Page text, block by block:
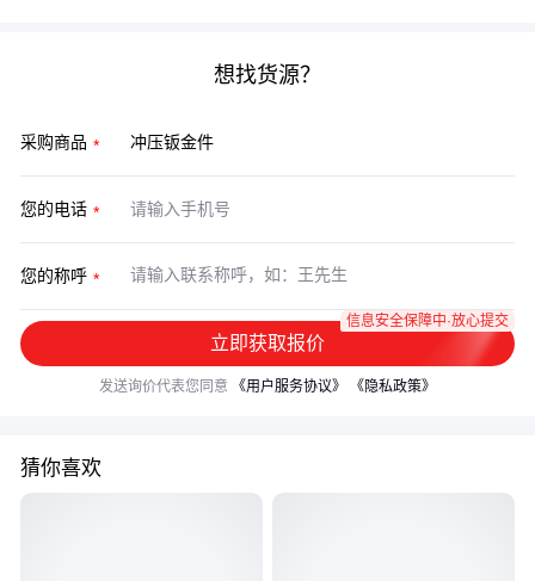
想找货源？
采购商品
您的电话
您的称呼
立即获取报价
信息安全保障中·放心提交
发送询价代表您同意 《用户服务协议》 《隐私政策》
猜你喜欢